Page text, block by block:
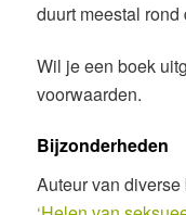
duurt meestal rond
Wil je een boek
voorwaarden.
Bijzonderheden
Auteur van diverse